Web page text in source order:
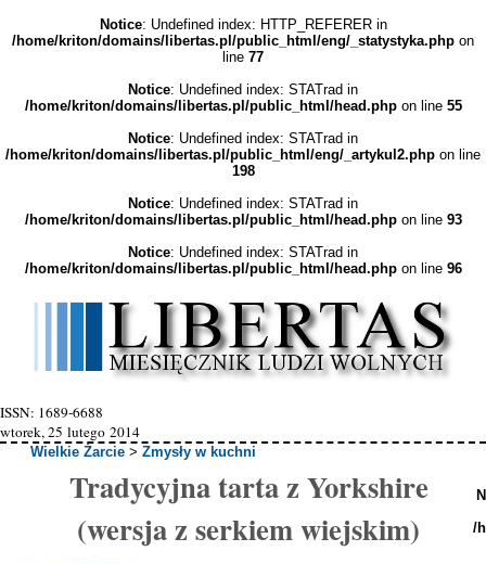
Notice: Undefined index: HTTP_REFERER in
/home/kriton/domains/libertas.pl/public_html/eng/_statystyka.php on
line 77
Notice: Undefined index: STATrad in
/home/kriton/domains/libertas.pl/public_html/head.phpon line 55
Notice: Undefined index: STATrad in
/home/kriton/domains/libertas.pl/public_html/eng/_artykul2.php on line
198
Notice: Undefined index: STATrad in
/home/kriton/domains/libertas.pl/public_html/head.phpon line 93
Notice: Undefined index: STATrad in
/home/kriton/domains/libertas.pl/public_html/head.phpon line 96
ISSN: 1689-6688
wtorek, 25 lutego 2014
Wielkie Żarcie >Zmysły w kuchni
Tradycyjna tarta z Yorkshire
(wersja z serkiem wiejskim)
/